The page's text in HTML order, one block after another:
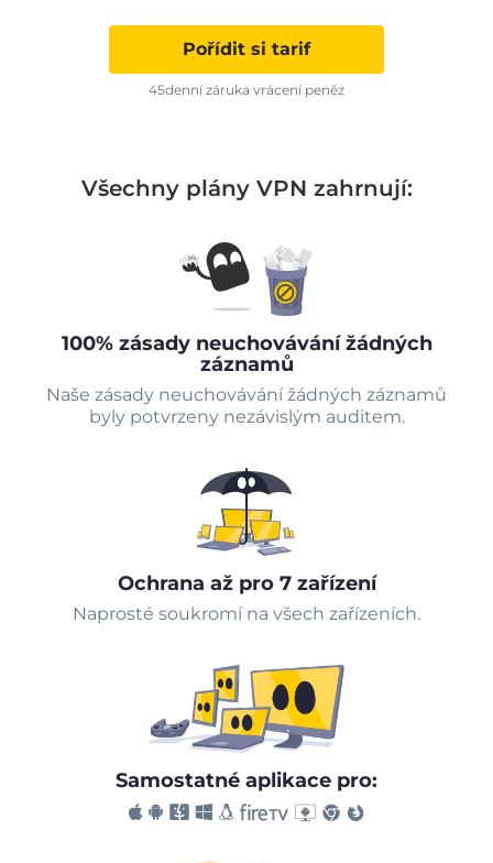
Pořídit si tarif
45denní záruka vrácení peněz
Všechny plány VPN zahrnují:
100% zásady neuchovávání žádných
záznamů
Naše zásady neuchovávání žádných záznamů
byly potvrzeny nezávislým auditem.
Ochrana až pro 7 zařízení
Naprosté soukromí na všech zařízeních.
Samostatné aplikace pro: